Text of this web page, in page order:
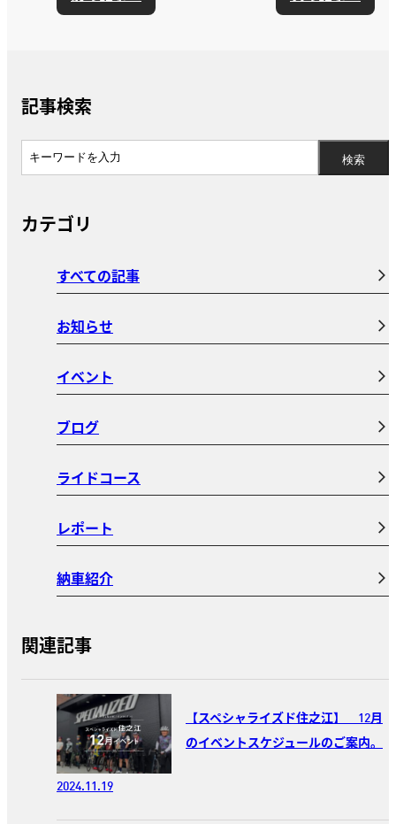
記事検索
カテゴリ
すべての記事
お知らせ
イベント
ブログ
ライドコース
レポート
納車紹介
関連記事
【スペシャライズド住之江】 12月
のイベントスケジュールのご案内。
2024.11.19